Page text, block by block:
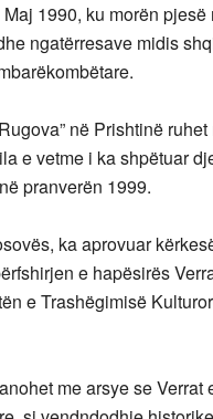
1990, ku morën
ngatërresave midis
në Prishtinë
e vetme i ka shpëtuar
pranverën 1999.
ka aprovuar
e hapësirës
e Trashëgimisë
me arsye se Verrat